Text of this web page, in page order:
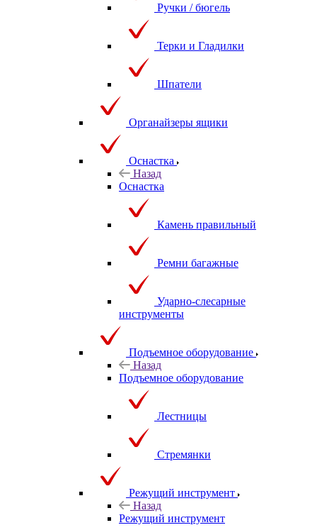
Ручки / бюгель
Терки и Гладилки
Шпатели
Органайзеры ящики
Оснастка
Назад
Оснастка
Камень правильный
Ремни багажные
Ударно-слесарные
инструменты
Подъемное оборудование
Назад
Подъемное оборудование
Лестницы
Стремянки
Режущий инструмент
Назад
Режущий инструмент